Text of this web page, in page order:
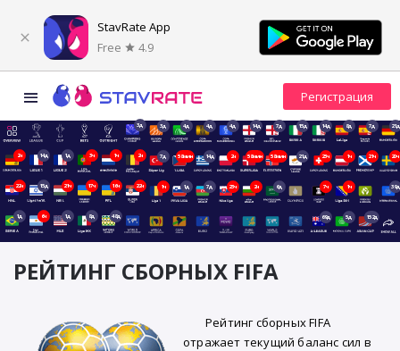
StavRate App
Free
4.9
3д 3д 4д 4д 4д 14д 7д 15д 14д 8д 7д 21д
2ч 14д 1д 3ч 1ч 2ч 7д 58мин 14д 2ч 58мин 58мин 21д 23ч 1ч 21ч 20ч
22ч 15д 21ч 17ч 16ч 22ч 1ч 1д 7д 23ч 2ч 6д 7ч 1ч 39д
1д 6ч 1д 8д 48д 69д 5д 152д
РЕЙТИНГ СБОРНЫХ FIFA
Рейтинг сборных FIFA
отражает текущий баланс сил в